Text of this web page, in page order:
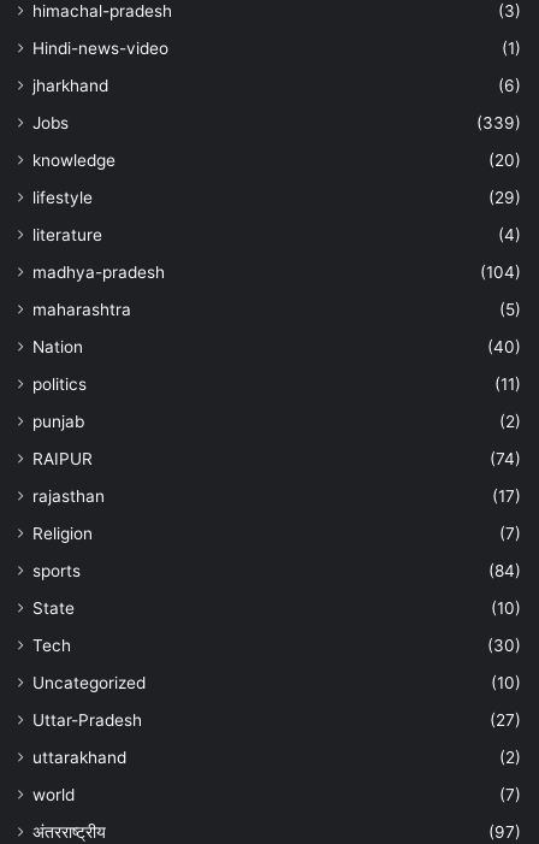
himachal-pradesh
(3)
Hindi-news-video
(1)
jharkhand
(6)
Jobs
(339)
knowledge
(20)
lifestyle
(29)
literature
(4)
madhya-pradesh
(104)
maharashtra
(5)
Nation
(40)
politics
(11)
punjab
(2)
RAIPUR
(74)
rajasthan
(17)
Religion
(7)
sports
(84)
State
(10)
Tech
(30)
Uncategorized
(10)
Uttar-Pradesh
(27)
uttarakhand
(2)
world
(7)
अंतरराष्ट्रीय
(97)